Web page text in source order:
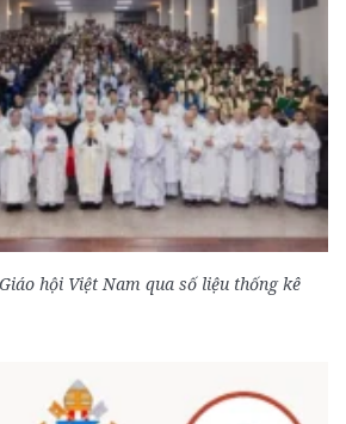
hội Việt Nam qua số liệu thống kê